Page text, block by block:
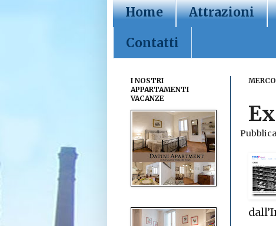
Home Attrazioni
Contatti
I NOSTRI
APPARTAMENTI
VACANZE